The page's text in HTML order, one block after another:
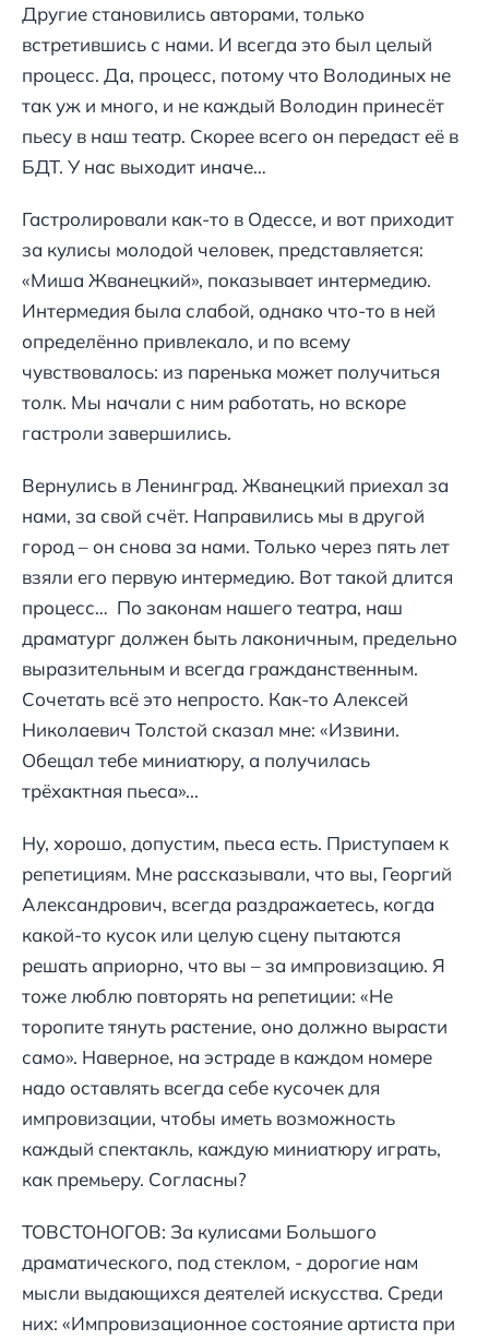
Другие становились авторами, только
встретившись с нами. И всегда это был целый
процесс. Да, процесс, потому что Володиных не
так уж и много, и не каждый Володин принесёт
пьесу в наш театр. Скорее всего он передаст её в
БДТ. У нас выходит иначе…
Гастролировали как-то в Одессе, и вот приходит
за кулисы молодой человек, представляется:
«Миша Жванецкий», показывает интермедию.
Интермедия была слабой, однако что-то в ней
определённо привлекало, и по всему
чувствовалось: из паренька может получиться
толк. Мы начали с ним работать, но вскоре
гастроли завершились.
Вернулись в Ленинград. Жванецкий приехал за
нами, за свой счёт. Направились мы в другой
город – он снова за нами. Только через пять лет
взяли его первую интермедию. Вот такой длится
процесс… По законам нашего театра, наш
драматург должен быть лаконичным, предельно
выразительным и всегда гражданственным.
Сочетать всё это непросто. Как-то Алексей
Николаевич Толстой сказал мне: «Извини.
Обещал тебе миниатюру, а получилась
трёхактная пьеса»...
Ну, хорошо, допустим, пьеса есть. Приступаем к
репетициям. Мне рассказывали, что вы, Георгий
Александрович, всегда раздражаетесь, когда
какой-то кусок или целую сцену пытаются
решать априорно, что вы – за импровизацию. Я
тоже люблю повторять на репетиции: «Не
торопите тянуть растение, оно должно вырасти
само». Наверное, на эстраде в каждом номере
надо оставлять всегда себе кусочек для
импровизации, чтобы иметь возможность
каждый спектакль, каждую миниатюру играть,
как премьеру. Согласны?
ТОВСТОНОГОВ: За кулисами Большого
драматического, под стеклом, - дорогие нам
мысли выдающихся деятелей искусства. Среди
них: «Импровизационное состояние артиста при